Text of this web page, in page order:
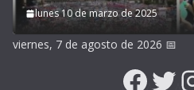
lunes 10 de marzo de 2025
viernes, 7 de agosto de 2026 📅